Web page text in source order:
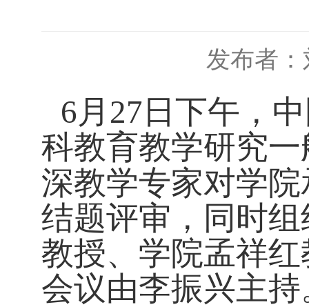
发布者：
6月 27 日下午，
科教育教学研究
深教学专家对学
结题评审，同时
教授、学院孟祥
会议由李振兴主持